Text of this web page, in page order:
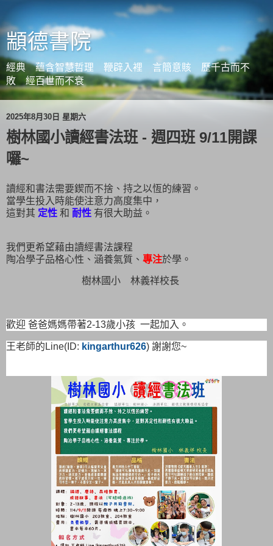
顓德書院
經典 蘊含智慧哲理 鞭辟入裡 言簡意賅 歷千古而不
敗 經百世而不衰
2025年8月30日 星期六
樹林國小讀經書法班 - 週四班 9/11開課
囉~
讀經和書法需要鍥而不捨、持之以恆的練習。
當學生投入時能使注意力高度集中，
這對其 定性 和 耐性 有很大助益。
我們更希望藉由讀經書法課程
陶冶學子品格心性、涵養氣質、 專注於學。
樹林國小 林義祥校長
歡迎 爸爸媽媽帶著2-13歲小孩 一起加入。
王老師的Line(ID: kingarthur626) 謝謝您~